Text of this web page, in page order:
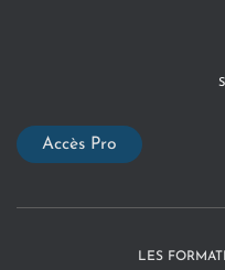
Accès Pro
LES